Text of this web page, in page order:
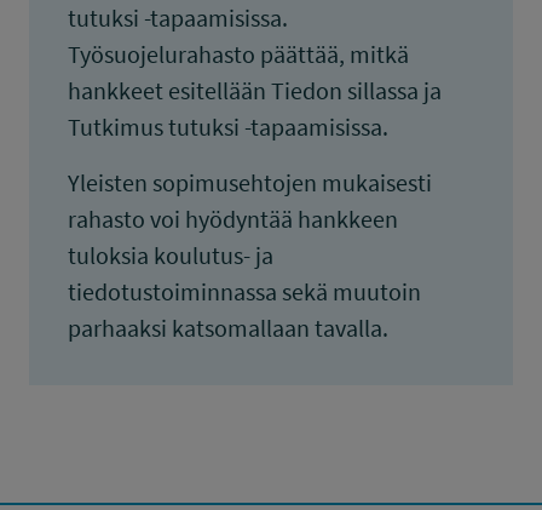
tutuksi -tapaamisissa.
Työsuojelurahasto päättää, mitkä
hankkeet esitellään Tiedon sillassa ja
Tutkimus tutuksi -tapaamisissa.
Yleisten sopimusehtojen mukaisesti
rahasto voi hyödyntää hankkeen
tuloksia koulutus- ja
tiedotustoiminnassa sekä muutoin
parhaaksi katsomallaan tavalla.